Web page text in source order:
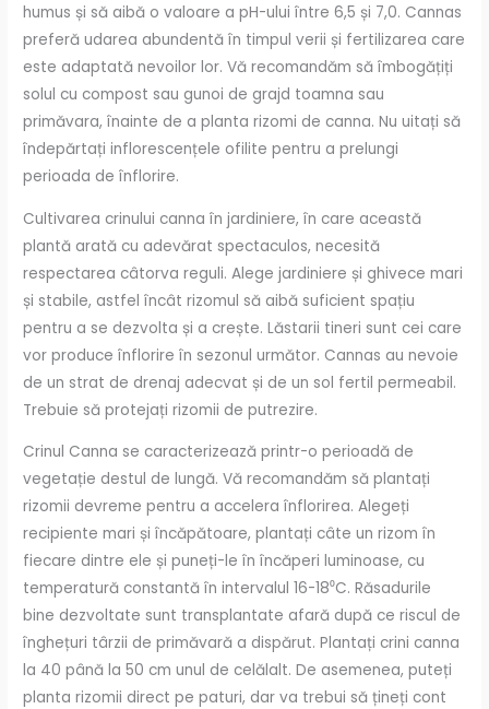
humus și să aibă o valoare a pH-ului între 6,5 și 7,0. Cannas
preferă udarea abundentă în timpul verii și fertilizarea care
este adaptată nevoilor lor. Vă recomandăm să îmbogățiți
solul cu compost sau gunoi de grajd toamna sau
primăvara, înainte de a planta rizomi de canna. Nu uitați să
îndepărtați inflorescențele ofilite pentru a prelungi
perioada de înflorire.
Cultivarea crinului canna în jardiniere, în care această
plantă arată cu adevărat spectaculos, necesită
respectarea câtorva reguli. Alege jardiniere și ghivece mari
și stabile, astfel încât rizomul să aibă suficient spațiu
pentru a se dezvolta și a crește. Lăstarii tineri sunt cei care
vor produce înflorire în sezonul următor. Cannas au nevoie
de un strat de drenaj adecvat și de un sol fertil permeabil.
Trebuie să protejați rizomii de putrezire.
Crinul Canna se caracterizează printr-o perioadă de
vegetație destul de lungă. Vă recomandăm să plantați
rizomii devreme pentru a accelera înflorirea. Alegeți
recipiente mari și încăpătoare, plantați câte un rizom în
fiecare dintre ele și puneți-le în încăperi luminoase, cu
temperatură constantă în intervalul 16-18⁰C. Răsadurile
bine dezvoltate sunt transplantate afară după ce riscul de
înghețuri târzii de primăvară a dispărut. Plantați crini canna
la 40 până la 50 cm unul de celălalt. De asemenea, puteți
planta rizomii direct pe paturi, dar va trebui să țineți cont